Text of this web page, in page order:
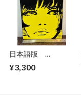
日本語版
CREPAX
¥3,300